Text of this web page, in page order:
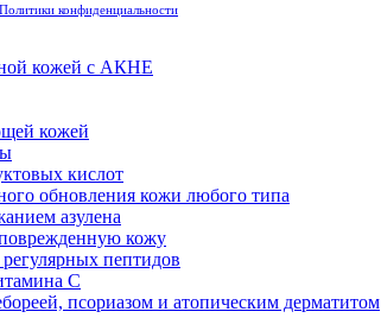
Политики конфиденциальности
кожей с АКНЕ
кожей
кислот
обновления кожи любого типа
азулена
кожу
пептидов
С
псориазом и атопическим дерматитом